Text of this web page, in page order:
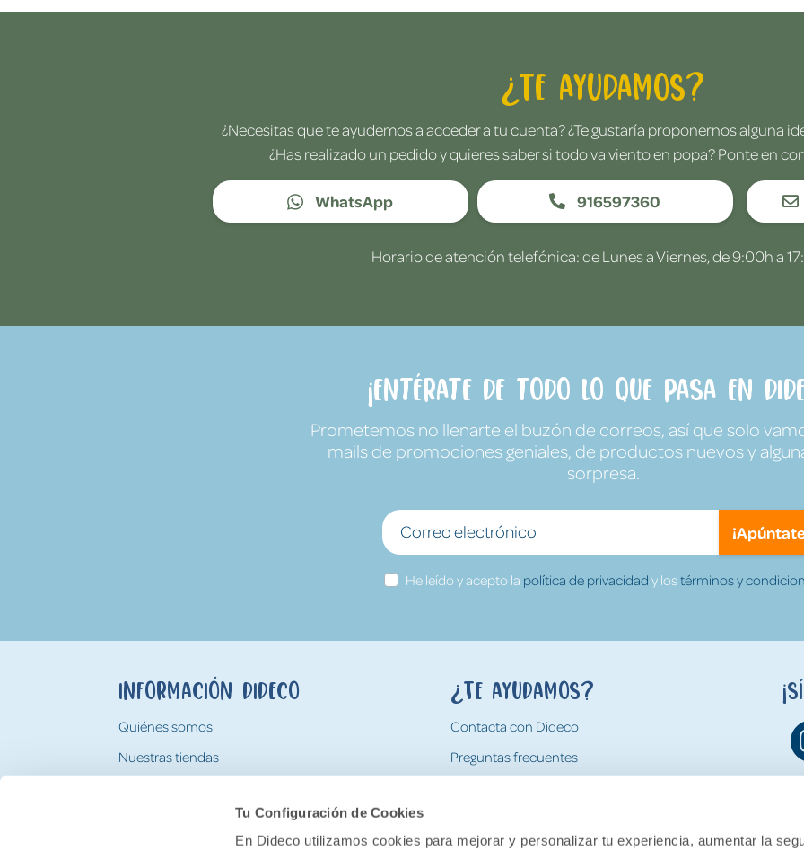
Tu Configuración de Cookies
En Dideco utilizamos cookies para mejorar y personalizar tu experiencia, aumentar la
¿Te ayudamos?
¿Necesitas que te ayudemos a acceder a tu cuenta? ¿Te gustaría proponernos alguna
¿Has realizado un pedido y quieres saber si todo va viento en popa? Ponte en
WhatsApp 916597360
Horario de atención telefónica: de Lunes a Viernes, de 9:00h a
¡Entérate de todo lo que pasa en
Prometemos no llenarte el buzón de correos, así que solo
mails de promociones geniales, de productos nuevos y
sorpresa.
He leído y acepto la política de privacidad y lostérminos y
Información Dideco
Quiénes somos
Nuestras tiendas
Tarjeta Regalo Dideco
¿Te ayudamos?
Contacta con Dideco
Preguntas frecuentes